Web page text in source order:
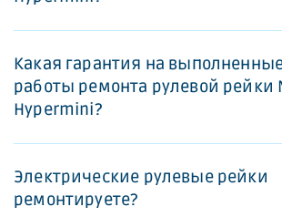
Какая гарантия на
работы ремонта рулевой рейки
Hypermini?
Электрические рулевые рейки
ремонтируете?